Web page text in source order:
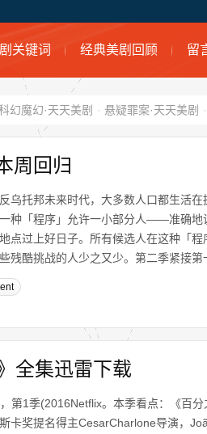
关键词 经典美剧回顾 留
幻魔幻·天天美剧 · 悬疑罪案·天天美剧 ·
周回归
乌托邦未来时代，大多数人口都生活
种「程序」允许一小部分人——准确
点过上好日子。所有候选人在这种「
残酷挑战的人少之又少。第二季紧接第
全集迅雷下载
第1季(2016Netflix。本季看点：《百分
卡奖提名得主CesarCharlone导演，